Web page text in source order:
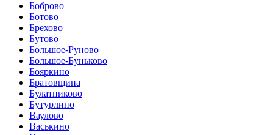
Боброво
Ботово
Брехово
Бутово
Большое-Руново
Большое-Буньково
Бояркино
Братовщина
Булатниково
Бутурлино
Ваулово
Васькино